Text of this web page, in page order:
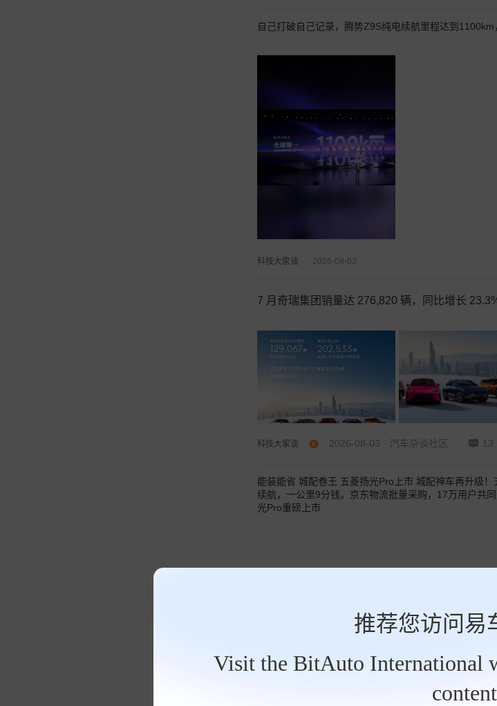
推荐您访问易
Visit the BitAuto International
content
自己打破自己记录，腾势Z9S纯电续航里程达到
科技大家谈 2026-08-03
7 月奇瑞集团销量达 276,820 辆，同比增长
科技大家谈 2026-08-03 汽车杂谈社区 13
能装能省 城配卷王 五菱扬光Pro上市 城配神车再升级
续航，一公里9分钱。京东物流批量采购，17万用户共
光Pro重磅上市